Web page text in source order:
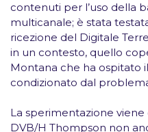
contenuti per l’uso della
multicanale; è stata
ricezione del Digitale
in un contesto, quello
Montana che ha ospitato
condizionato dal
La sperimentazione
DVB/H Thompson non